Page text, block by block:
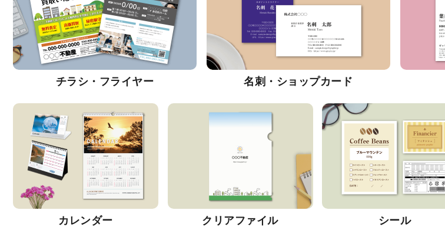
チラシ・フライヤー 名刺・ショップカード
カレンダー クリアファイル シール